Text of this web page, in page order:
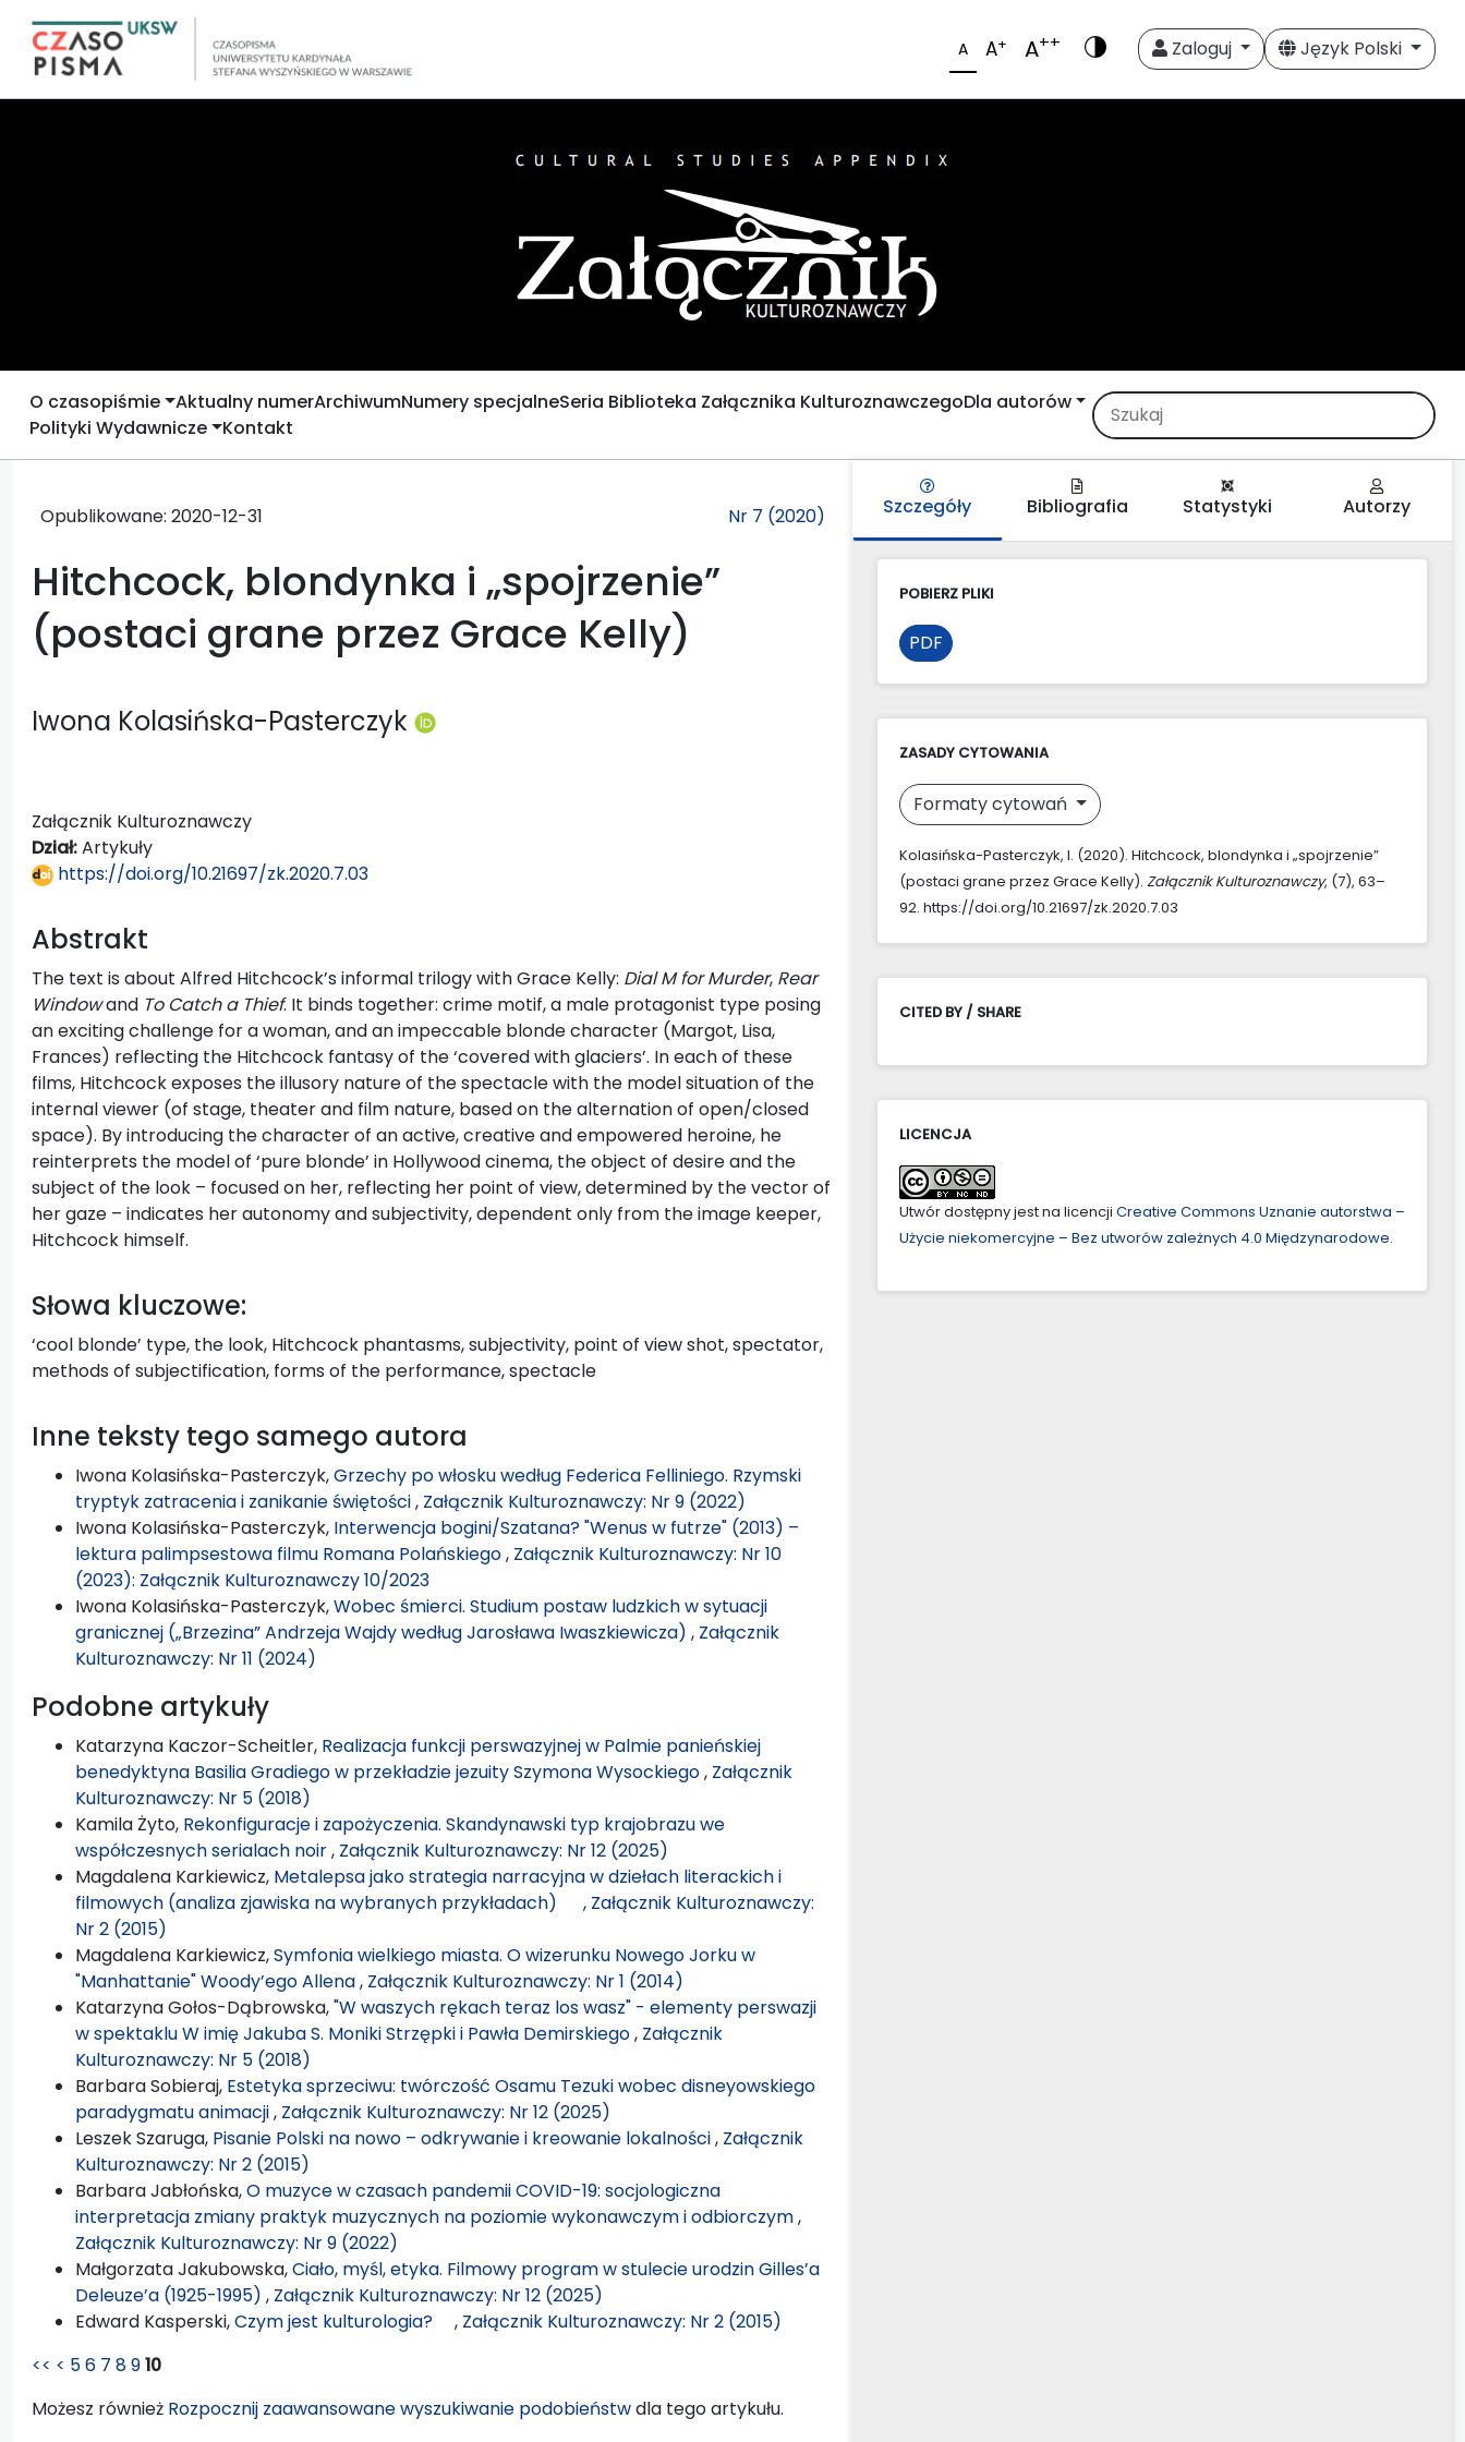
A A+ A++ Zaloguj Język Polski
O czasopiśmie Aktualny numerArchiwumNumery specjalneSeria Biblioteka Załącznika KulturoznawczegoDla autorów
Polityki Wydawnicze Kontakt
Opublikowane: 2020-12-31 Nr 7 (2020)
Hitchcock, blondynka i „spojrzenie”
(postaci grane przez Grace Kelly)
Iwona Kolasińska-Pasterczyk
Załącznik Kulturoznawczy
Dział:Artykuły
https://doi.org/10.21697/zk.2020.7.03
Abstrakt
The text is about Alfred Hitchcock’s informal trilogy with Grace Kelly: Dial M for Murder, Rear
Windowand To Catch a Thief. It binds together: crime motif, a male protagonist type posing
an exciting challenge for a woman, and an impeccable blonde character (Margot, Lisa,
Frances) reflecting the Hitchcock fantasy of the ‘covered with glaciers’. In each of these
films, Hitchcock exposes the illusory nature of the spectacle with the model situation of the
internal viewer (of stage, theater and film nature, based on the alternation of open/closed
space). By introducing the character of an active, creative and empowered heroine, he
reinterprets the model of ‘pure blonde’ in Hollywood cinema, the object of desire and the
subject of the look – focused on her, reflecting her point of view, determined by the vector of
her gaze – indicates her autonomy and subjectivity, dependent only from the image keeper,
Hitchcock himself.
Słowa kluczowe:
‘cool blonde’ type, the look, Hitchcock phantasms, subjectivity, point of view shot, spectator,
methods of subjectification, forms of the performance, spectacle
Inne teksty tego samego autora
Iwona Kolasińska-Pasterczyk,Grzechy po włosku według Federica Felliniego. Rzymski
tryptyk zatracenia i zanikanie świętości, Załącznik Kulturoznawczy: Nr 9 (2022)
Iwona Kolasińska-Pasterczyk, Interwencja bogini/Szatana? "Wenus w futrze" (2013) –
lektura palimpsestowa filmu Romana Polańskiego, Załącznik Kulturoznawczy: Nr 10
(2023): Załącznik Kulturoznawczy 10/2023
Iwona Kolasińska-Pasterczyk,Wobec śmierci. Studium postaw ludzkich w sytuacji
granicznej („Brzezina” Andrzeja Wajdy według Jarosława Iwaszkiewicza) , Załącznik
Kulturoznawczy: Nr 11 (2024)
Podobne artykuły
Katarzyna Kaczor-Scheitler, Realizacja funkcji perswazyjnej w Palmie panieńskiej
benedyktyna Basilia Gradiego w przekładzie jezuity Szymona Wysockiego, Załącznik
Kulturoznawczy: Nr 5 (2018)
Kamila Żyto, Rekonfiguracje i zapożyczenia. Skandynawski typ krajobrazu we
współczesnych serialach noir, Załącznik Kulturoznawczy: Nr 12 (2025)
Magdalena Karkiewicz, Metalepsa jako strategia narracyjna w dziełach literackich i
filmowych (analiza zjawiska na wybranych przykładach) , Załącznik Kulturoznawczy:
Nr 2 (2015)
Magdalena Karkiewicz,Symfonia wielkiego miasta. O wizerunku Nowego Jorku w
"Manhattanie" Woody’ego Allena, Załącznik Kulturoznawczy: Nr 1 (2014)
Katarzyna Gołos-Dąbrowska,"W waszych rękach teraz los wasz" - elementy perswazji
w spektaklu W imię Jakuba S. Moniki Strzępki i Pawła Demirskiego, Załącznik
Kulturoznawczy: Nr 5 (2018)
Barbara Sobieraj, Estetyka sprzeciwu: twórczość Osamu Tezuki wobec disneyowskiego
paradygmatu animacji, Załącznik Kulturoznawczy: Nr 12 (2025)
Leszek Szaruga, Pisanie Polski na nowo – odkrywanie i kreowanie lokalności, Załącznik
Kulturoznawczy: Nr 2 (2015)
Barbara Jabłońska,O muzyce w czasach pandemii COVID-19: socjologiczna
interpretacja zmiany praktyk muzycznych na poziomie wykonawczym i odbiorczym,
Załącznik Kulturoznawczy: Nr 9 (2022)
Małgorzata Jakubowska,Ciało, myśl, etyka. Filmowy program w stulecie urodzin Gilles’a
Deleuze’a (1925-1995) , Załącznik Kulturoznawczy: Nr 12 (2025)
Edward Kasperski,Czym jest kulturologia? , Załącznik Kulturoznawczy: Nr 2 (2015)
<< < 56 7 8910
Możesz również Rozpocznij zaawansowane wyszukiwanie podobieństwdla tego artykułu.
Szczegóły Bibliografia Statystyki Autorzy
POBIERZ PLIKI
PDF
ZASADY CYTOWANIA
Formaty cytowań
Kolasińska-Pasterczyk, I. (2020). Hitchcock, blondynka i „spojrzenie”
(postaci grane przez Grace Kelly). Załącznik Kulturoznawczy, (7), 63–
92. https://doi.org/10.21697/zk.2020.7.03
CITED BY / SHARE
LICENCJA
Utwór dostępny jest na licencji Creative Commons Uznanie autorstwa –
Użycie niekomercyjne – Bez utworów zależnych 4.0 Międzynarodowe.